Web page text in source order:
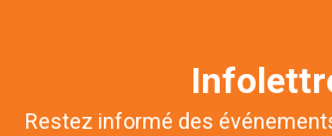
Restez informé des